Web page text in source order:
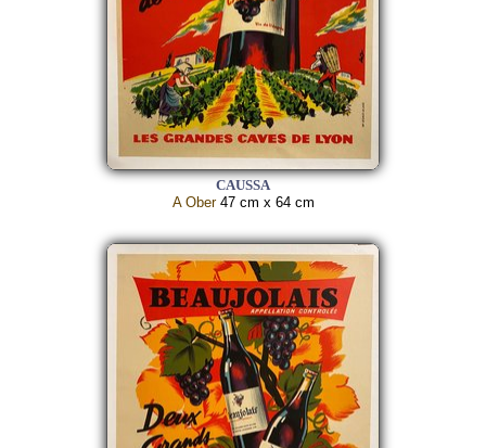
CAUSSA
A Ober47 cm x 64 cm